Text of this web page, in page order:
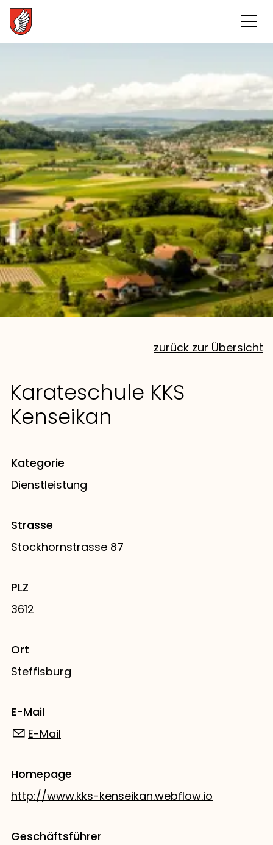
zurück zur Übersicht
Karateschule KKS
Kenseikan
Kategorie
Dienstleistung
Strasse
Stockhornstrasse 87
PLZ
3612
Ort
Steffisburg
E-Mail
E-Mail
Homepage
http://www.kks-kenseikan.webflow.io
Geschäftsführer